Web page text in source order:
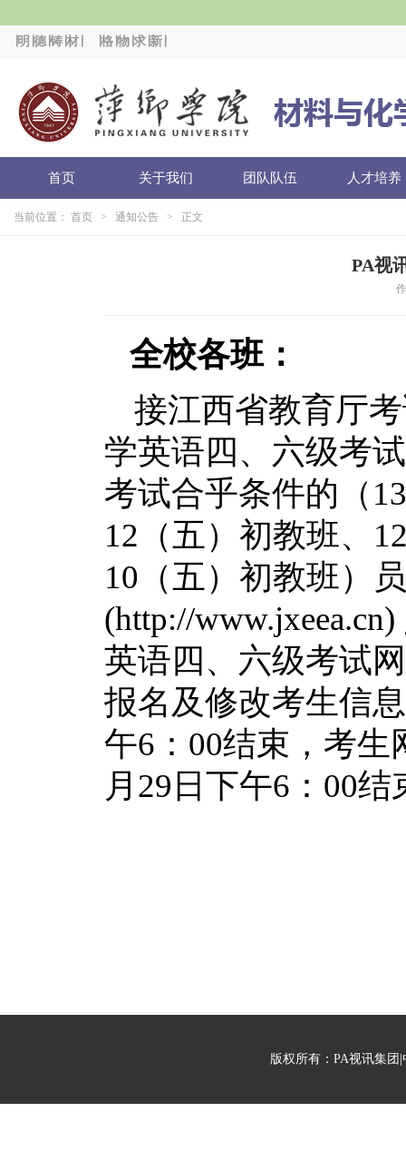
∣明∣德∣铸∣材∣ ∣格∣物∣求∣新∣
首页 关于我们 团队队伍 人才培养
当前位置： 首页 > 通知公告 > 正文
PA视
全校各班：
接江西省教育厅
学英语四、六级考
考试合乎条件的（
12（五）初教班、
10（五）初教班）
(http://www.jxeea.cn)
英语四、六级考试
报名及修改考生信
午6：00结束，考
月29日下午6：00
版权所有：PA视讯集